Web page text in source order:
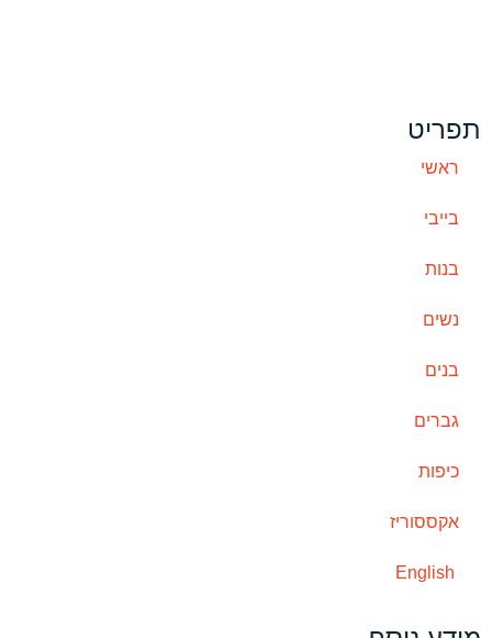
תפריט
ראשי
בייבי
בנות
נשים
בנים
גברים
כיפות
אקססוריז
English